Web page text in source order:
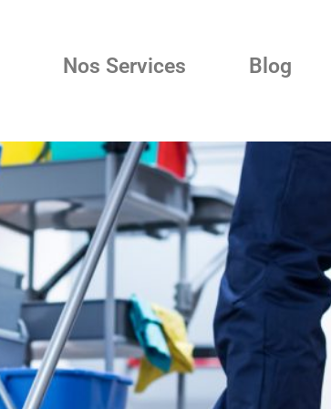
Nos Services Blog